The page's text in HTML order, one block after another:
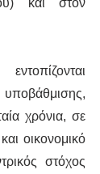
χρόνια, σε
οικονομικό
στόχος